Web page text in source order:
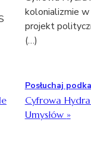
kolonializmie
projekt
(…)
Posłuchaj
Cyfrowa
Umysłów »